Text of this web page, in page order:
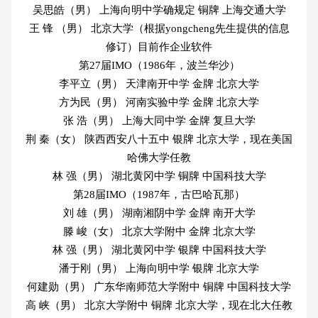
吴思皓（男） 上海向明中学确规定 铜牌 上海交通大学
王 锋 （男） 北京大学（根据yongcheng先生提供的信息
修订）目前作企业软件
第27届IMO（1986年，波兰华沙）
李平立（男） 天津南开中学 金牌 北京大学
方为民（男） 河南实验中学 金牌 北京大学
张 浩（男） 上海大同中学 金牌 复旦大学
荆 秦（女） 陕西西安八十五中 银牌 北京大学，现在美国
哈佛大学任教
林 强（男） 湖北黄冈中学 铜牌 中国科技大学
第28届IMO（1987年，古巴哈瓦那）
刘 雄（男） 湖南湘阴中学 金牌 南开大学
滕 峻（女） 北京大学附中 金牌 北京大学
林 强（男） 湖北黄冈中学 银牌 中国科技大学
潘于刚（男） 上海向明中学 银牌 北京大学
何建勋（男） 广东华南师范大学附中 铜牌 中国科技大学
高 峡（男） 北京大学附中 铜牌 北京大学，现在北大任教